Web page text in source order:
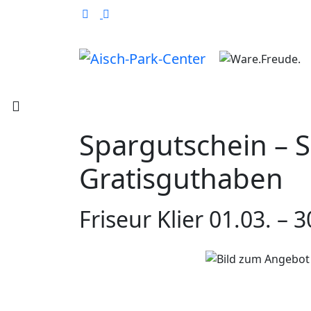
Spargutschein –
Gratisguthaben
Friseur Klier 01.03. –